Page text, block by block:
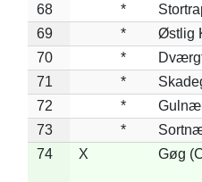
68
*
69
*
Østlig
70
*
71
*
72
*
73
*
74
X Gøg